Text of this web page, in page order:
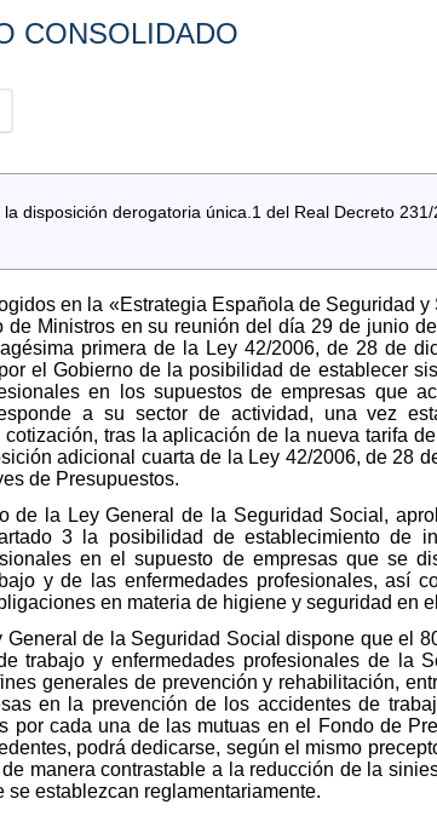
CONSOLIDADO
disposición derogatoria única.1 del Real Decreto
en la «Estrategia Española de Seguridad
Ministros en su reunión del día 29 de junio
primera de la Ley 42/2006, de 28 de
el Gobierno de la posibilidad de establecer
en los supuestos de empresas que
a su sector de actividad, una vez
tras la aplicación de la nueva tarifa
adicional cuarta de la Ley 42/2006, de 28
de Presupuestos.
de la Ley General de la Seguridad Social,
3 la posibilidad de establecimiento de
en el supuesto de empresas que se
y de las enfermedades profesionales, así
en materia de higiene y seguridad en
de la Seguridad Social dispone que el
trabajo y enfermedades profesionales de la
generales de prevención y rehabilitación,
en la prevención de los accidentes de
por cada una de las mutuas en el Fondo de
podrá dedicarse, según el mismo
manera contrastable a la reducción de la
establezcan reglamentariamente.